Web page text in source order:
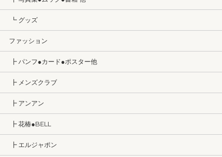
┗ グッズ
ファッション
┣ パンフ●カード●ポスター他
┣ メンズクラブ
┣ アンアン
┣ 花椿●BELL
┣ エルジャポン